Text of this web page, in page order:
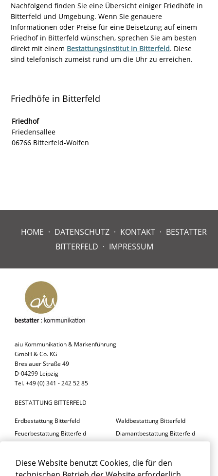
Diese Website benutzt Cookies, die für den
Nachfolgend finden Sie eine Übersicht einiger Friedhöfe in
Bitterfeld und Umgebung. Wenn Sie genauere
Informationen oder Preise für eine Beisetzung auf einem
Friedhof in Bitterfeld wünschen, sprechen Sie am besten
direkt mit einem Bestattungsinstitut in Bitterfeld. Diese
sind telefonisch zumeist rund um die Uhr zu erreichen.
Friedhöfe in Bitterfeld
Friedhof
Friedensallee
06766 Bitterfeld-Wolfen
HOME DATENSCHUTZ KONTAKT
BESTATTER
BITTERFELD
IMPRESSUM
aiu Kommunikation & Markenführung
GmbH & Co. KG
Breslauer Straße 49
D-04299 Leipzig
Tel. +49 (0) 341 - 242 52 85
BESTATTUNG BITTERFELD
Erdbestattung Bitterfeld
Feuerbestattung Bitterfeld
Waldbestattung Bitterfeld
Diamantbestattung Bitterfeld
BESTATTER BITTERFELD